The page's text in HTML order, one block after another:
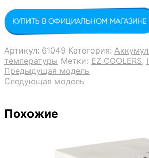
Артикул: 61049 Категория:
температуры Метки: EZ COOLERS,
Предыдущая модель
Следующая модель
Похожие